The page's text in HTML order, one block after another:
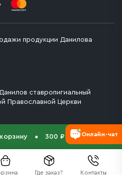
Где заказ? Контакты
300 ₽
продукции Данилова
ставропигиальный
Православной Церкви
Онлайн-чат